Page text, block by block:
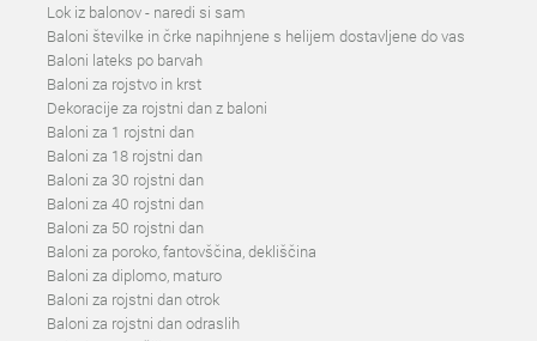
Lok iz balonov - naredi si sam
Baloni številke in črke napihnjene s helijem dostavljene do vas
Baloni lateks po barvah
Baloni za rojstvo in krst
Dekoracije za rojstni dan z baloni
Baloni za 1 rojstni dan
Baloni za 18 rojstni dan
Baloni za 30 rojstni dan
Baloni za 40 rojstni dan
Baloni za 50 rojstni dan
Baloni za poroko, fantovščina, dekliščina
Baloni za diplomo, maturo
Baloni za rojstni dan otrok
Baloni za rojstni dan odraslih